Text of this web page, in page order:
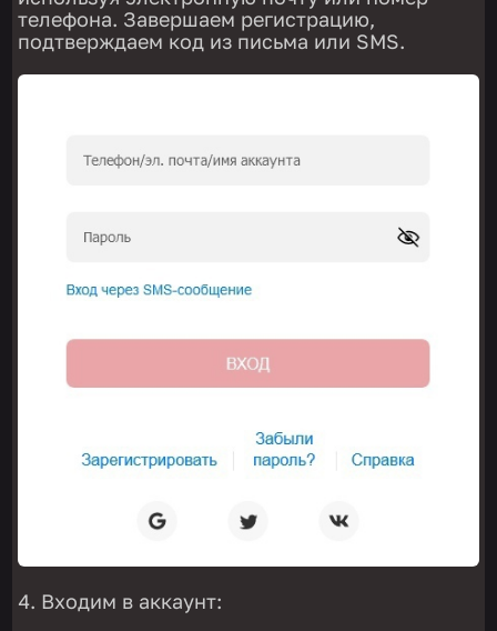
телефона. Завершаем регистрацию,
подтверждаем код из письма или SMS.
Входим в аккаунт: